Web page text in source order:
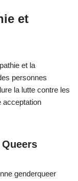
et
et la
personnes
la lutte contre les
acceptation
genderqueer